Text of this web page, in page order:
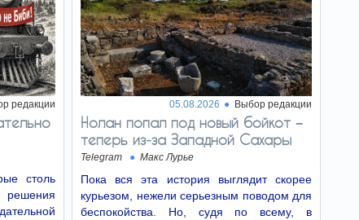
редакции
столь
решения
05.08.2026 Выбор редакции
Нолан попал под новый бойкот −
теперь из‑за Западной Сахары
Telegram Макс Лурье
Пока вся эта история выглядит скорее
курьезом, нежели серьезным поводом для
беспокойства. Но, судя по всему, в